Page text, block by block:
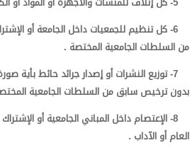
6- كل تنظيم للجمعيات داخل الجامعة أو
من السلطات الجامعية المختصة .
7- توزيع النشرات أو إصدار جرائد حائط بأية
بدون ترخيص سابق من السلطات الجامعية
8- الإعتصام داخل المباني الجامعية أو
العام أو الآداب .